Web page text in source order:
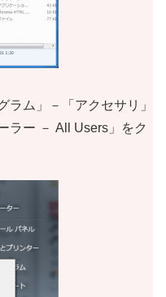
ラム」－「アクセサリ」
ラー － All Users」をク